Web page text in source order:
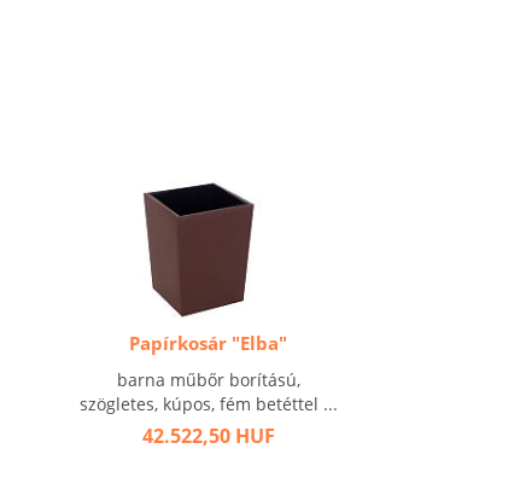
Papírkosár "Elba"
barna műbőr borítású,
szögletes, kúpos, fém betéttel ...
42.522,50 HUF